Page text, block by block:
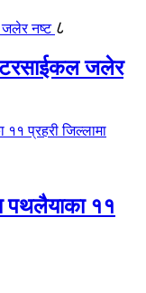
८
जलेर
पथलैयाका ११